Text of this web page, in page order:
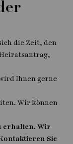
die Zeit, den
Ihnen gerne
Wir können
erhalten. Wir
Sie